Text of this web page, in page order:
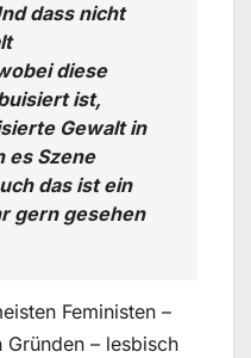
dass nicht
diese
ist,
Gewalt in
es Szene
das ist ein
gern gesehen
Feministen –
– lesbisch